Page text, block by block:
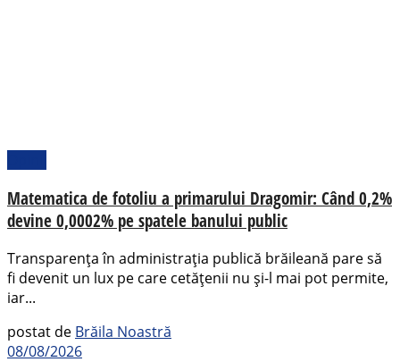
Matematica de fotoliu a primarului Dragomir: Când 0,2%
devine 0,0002% pe spatele banului public
Transparența în administrația publică brăileană pare să
fi devenit un lux pe care cetățenii nu și-l mai pot permite,
iar...
postat de Brăila Noastră
08/08/2026